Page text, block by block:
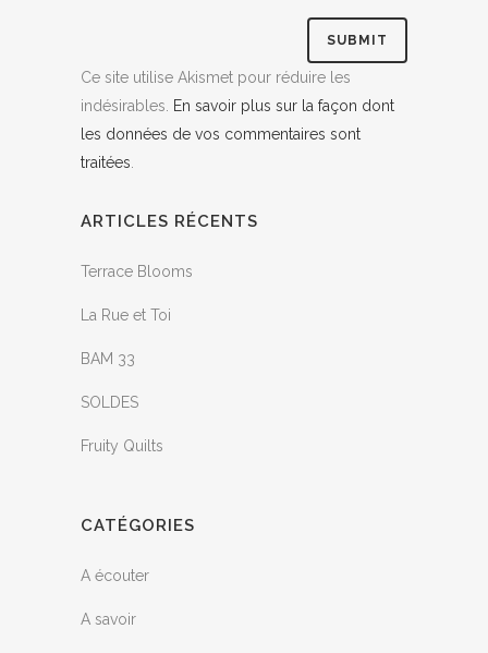
Ce site utilise Akismet pour réduire les
indésirables.
En savoir plus sur la façon dont
les données de vos commentaires sont
traitées
ARTICLES RÉCENTS
Terrace Blooms
La Rue et Toi
BAM 33
SOLDES
Fruity Quilts
CATÉGORIES
A écouter
A savoir